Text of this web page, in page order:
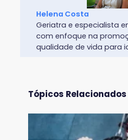
Helena Costa
Geriatra e especialista
com enfoque na
qualidade de vida para
Tópicos Relacionados